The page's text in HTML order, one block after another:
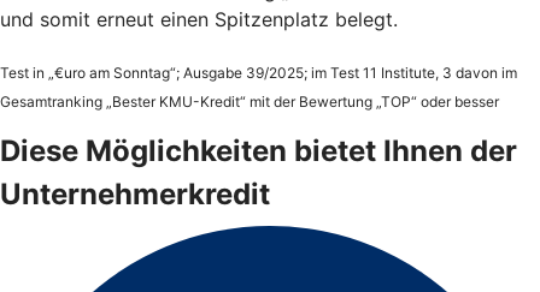
und somit erneut einen Spitzenplatz belegt.
Test in „€uro am Sonntag“; Ausgabe 39/2025; im Test 11 Institute, 3 davon im
Gesamtranking „Bester KMU-Kredit“ mit der Bewertung „TOP“ oder besser
Diese Möglichkeiten bietet Ihnen der
Unternehmerkredit